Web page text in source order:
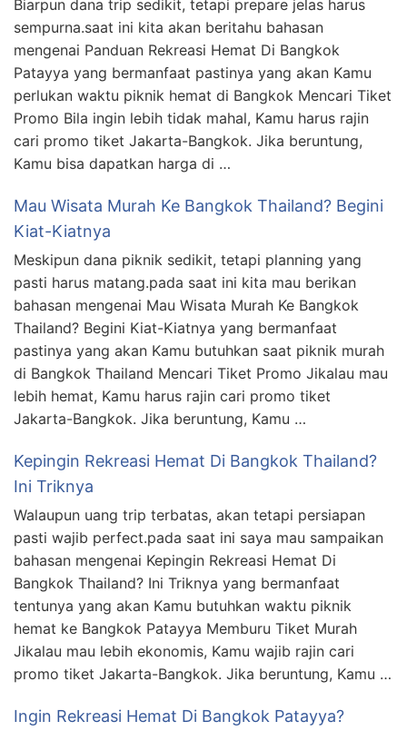
Biarpun dana trip sedikit, tetapi prepare jelas harus
sempurna.saat ini kita akan beritahu bahasan
mengenai Panduan Rekreasi Hemat Di Bangkok
Patayya yang bermanfaat pastinya yang akan Kamu
perlukan waktu piknik hemat di Bangkok Mencari Tiket
Promo Bila ingin lebih tidak mahal, Kamu harus rajin
cari promo tiket Jakarta-Bangkok. Jika beruntung,
Kamu bisa dapatkan harga di …
Mau Wisata Murah Ke Bangkok Thailand? Begini
Kiat-Kiatnya
Meskipun dana piknik sedikit, tetapi planning yang
pasti harus matang.pada saat ini kita mau berikan
bahasan mengenai Mau Wisata Murah Ke Bangkok
Thailand? Begini Kiat-Kiatnya yang bermanfaat
pastinya yang akan Kamu butuhkan saat piknik murah
di Bangkok Thailand Mencari Tiket Promo Jikalau mau
lebih hemat, Kamu harus rajin cari promo tiket
Jakarta-Bangkok. Jika beruntung, Kamu …
Kepingin Rekreasi Hemat Di Bangkok Thailand?
Ini Triknya
Walaupun uang trip terbatas, akan tetapi persiapan
pasti wajib perfect.pada saat ini saya mau sampaikan
bahasan mengenai Kepingin Rekreasi Hemat Di
Bangkok Thailand? Ini Triknya yang bermanfaat
tentunya yang akan Kamu butuhkan waktu piknik
hemat ke Bangkok Patayya Memburu Tiket Murah
Jikalau mau lebih ekonomis, Kamu wajib rajin cari
promo tiket Jakarta-Bangkok. Jika beruntung, Kamu …
Ingin Rekreasi Hemat Di Bangkok Patayya?